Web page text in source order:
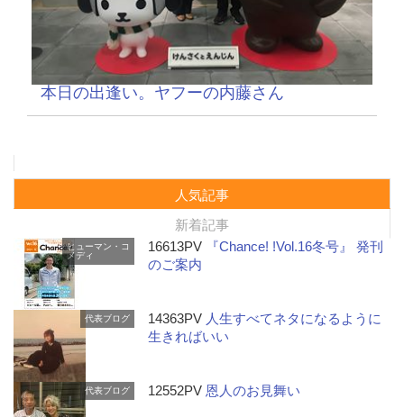
本日の出逢い。ヤフーの内藤さん
人気記事
新着記事
ヒューマン・コ
メディ
16613PV
『Chance! !Vol.16冬号』 発刊
のご案内
代表ブログ 14363PV 人生すべてネタになるように
生きればいい
代表ブログ 12552PV 恩人のお見舞い